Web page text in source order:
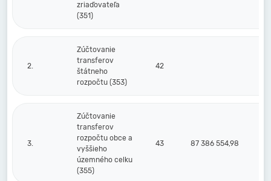
zriaďovateľa
(351)
2.
Zúčtovanie
transferov
štátneho
rozpočtu (353)
42
3.
Zúčtovanie
transferov
rozpočtu obce a
vyššieho
územného celku
(355)
43 87 386 554,98